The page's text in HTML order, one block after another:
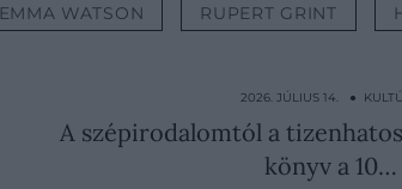
EMMA WATSON RUPERT GRINT
2026. JÚLIUS 14. ●
A szépirodalomtól a
könyv a 10…